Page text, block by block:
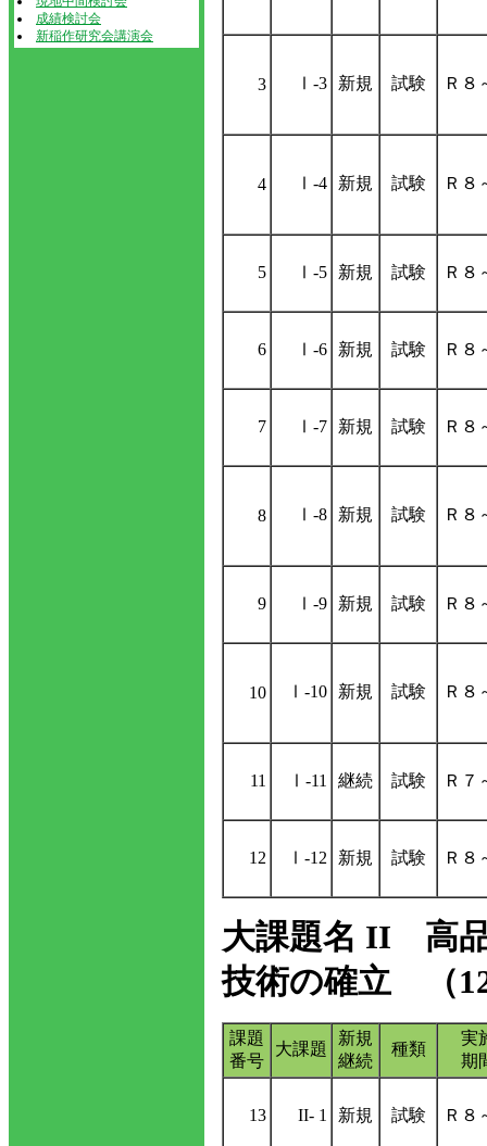
成績検討会
新稲作研究会講演会
3 Ⅰ-3 新規 試験 Ｒ８
4 Ⅰ-4 新規 試験 Ｒ８
5 Ⅰ-5 新規 試験 Ｒ８
6 Ⅰ-6 新規 試験 Ｒ８
7 Ⅰ-7 新規 試験 Ｒ８
8 Ⅰ-8 新規 試験 Ｒ８
9 Ⅰ-9 新規 試験 Ｒ８
10 Ⅰ-10 新規 試験 Ｒ８
11 Ⅰ-11 継続 試験 Ｒ７
12 Ⅰ-12 新規 試験 Ｒ８
大課題名 II 高品
技術の確立 （
課題
番号
大課題
新規
継続
種類
実
期
13 II- 1 新規 試験 Ｒ８